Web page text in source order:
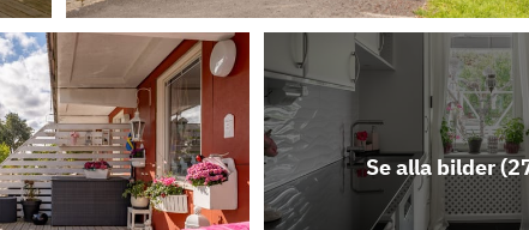
Se alla bilder (